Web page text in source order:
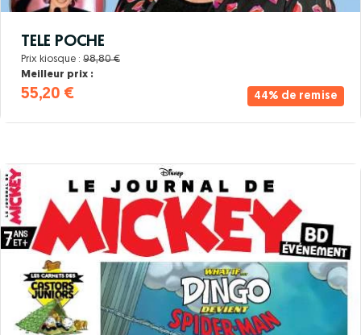
44% de remise
TELE POCHE
Prix kiosque : 98,80 €
Meilleur prix :
55,20 €